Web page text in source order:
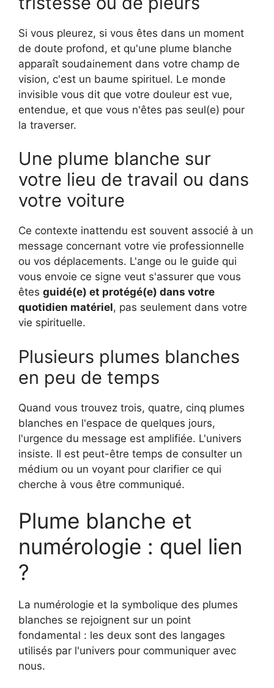
Si vous pleurez, si vous êtes dans un moment
de doute profond, et qu'une plume blanche
apparaît soudainement dans votre champ de
vision, c'est un baume spirituel. Le monde
invisible vous dit que votre douleur est vue,
entendue, et que vous n'êtes pas seul(e) pour
la traverser.
Une plume blanche sur
votre lieu de travail ou dans
votre voiture
Ce contexte inattendu est souvent associé à un
message concernant votre vie professionnelle
ou vos déplacements. L'ange ou le guide qui
vous envoie ce signe veut s'assurer que vous
êtes guidé(e) et protégé(e) dans votre
quotidien matériel, pas seulement dans votre
vie spirituelle.
Plusieurs plumes blanches
en peu de temps
Quand vous trouvez trois, quatre, cinq plumes
blanches en l'espace de quelques jours,
l'urgence du message est amplifiée. L'univers
insiste. Il est peut-être temps de consulter un
médium ou un voyant pour clarifier ce qui
cherche à vous être communiqué.
Plume blanche et
numérologie : quel lien
?
La numérologie et la symbolique des plumes
blanches se rejoignent sur un point
fondamental : les deux sont des langages
utilisés par l'univers pour communiquer avec
nous.